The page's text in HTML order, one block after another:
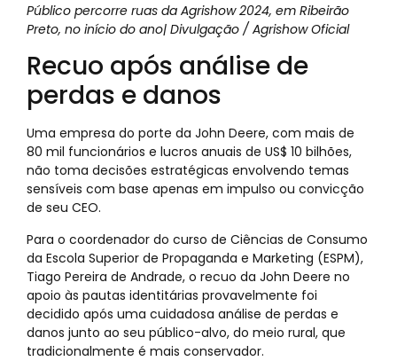
Público percorre ruas da Agrishow 2024, em Ribeirão
Preto, no início do ano| Divulgação / Agrishow Oficial
Recuo após análise de
perdas e danos
Uma empresa do porte da John Deere, com mais de
80 mil funcionários e lucros anuais de US$ 10 bilhões,
não toma decisões estratégicas envolvendo temas
sensíveis com base apenas em impulso ou convicção
de seu CEO.
Para o coordenador do curso de Ciências de Consumo
da Escola Superior de Propaganda e Marketing (ESPM),
Tiago Pereira de Andrade, o recuo da John Deere no
apoio às pautas identitárias provavelmente foi
decidido após uma cuidadosa análise de perdas e
danos junto ao seu público-alvo, do meio rural, que
tradicionalmente é mais conservador.